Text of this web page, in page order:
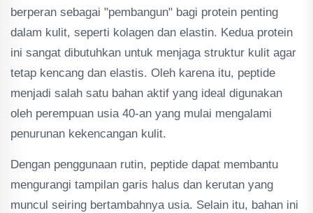
berperan sebagai "pembangun" bagi protein penting
dalam kulit, seperti kolagen dan elastin. Kedua protein
ini sangat dibutuhkan untuk menjaga struktur kulit agar
tetap kencang dan elastis. Oleh karena itu, peptide
menjadi salah satu bahan aktif yang ideal digunakan
oleh perempuan usia 40-an yang mulai mengalami
penurunan kekencangan kulit.
Dengan penggunaan rutin, peptide dapat membantu
mengurangi tampilan garis halus dan kerutan yang
muncul seiring bertambahnya usia. Selain itu, bahan ini